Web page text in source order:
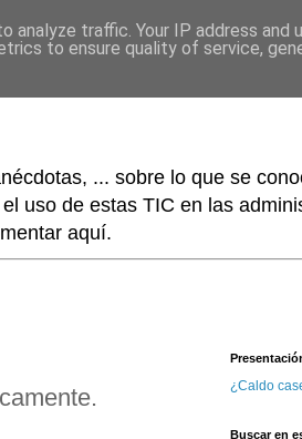
... sobre lo que se
uso de estas TIC en las
aquí.
¿Caldo
Buscar en
traffic. Your IP address and
to ensure quality of service,